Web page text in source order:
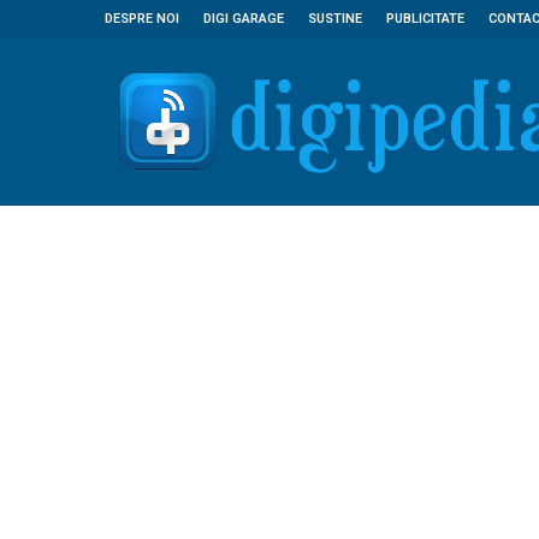
DESPRE NOI DIGI GARAGE SUSTINE PUBLICITATE